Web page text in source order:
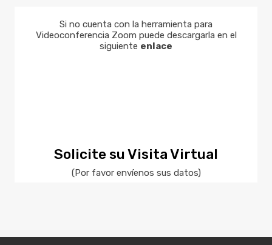
Si no cuenta con la herramienta para
Videoconferencia Zoom puede descargarla en el
siguiente enlace
Solicite su Visita Virtual
(Por favor envíenos sus datos)